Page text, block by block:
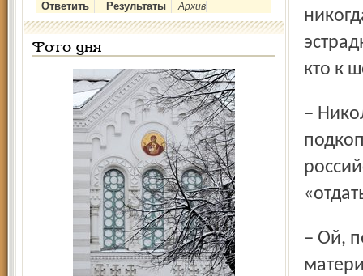
Архив
Фото дня
кто к
– Николай, вы где-то проговорились, что собираетесь
– Ой, послушайте, смешно! Я не отрицаю, что мое